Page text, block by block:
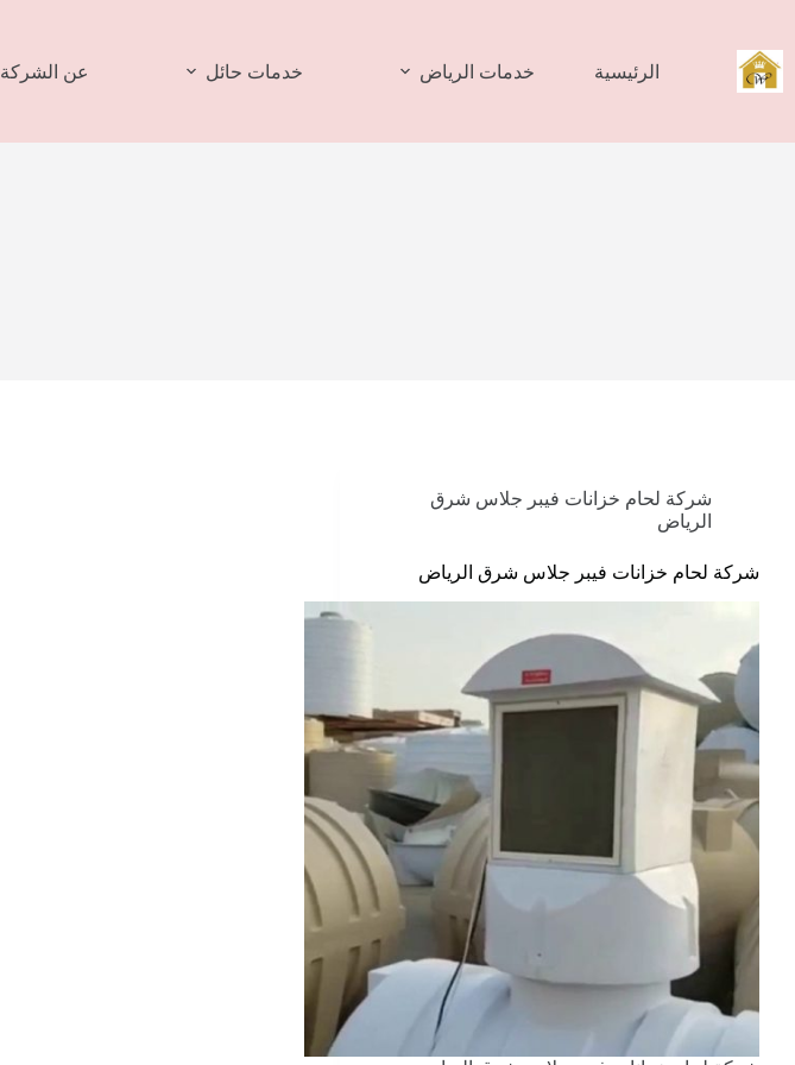
المحتوى
الرئيسية خدمات الرياض خدمات حائل عن الشركة
شركة لحام خزانات فيبر جلاس شرق
الرياض
شركة لحام خزانات فيبر جلاس شرق الرياض